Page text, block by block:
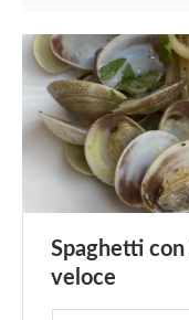
Spaghetti
veloce